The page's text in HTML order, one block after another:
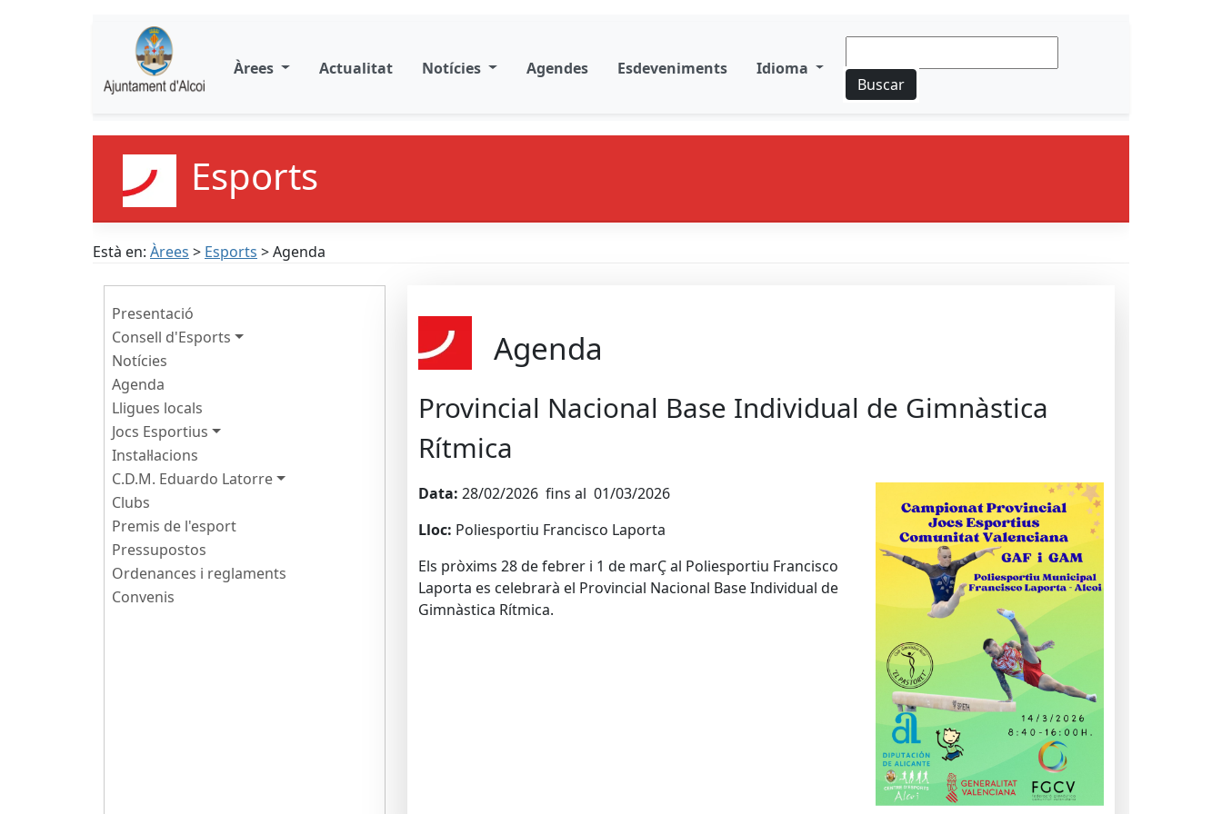
Àrees Actualitat Notícies Agendes Esdeveniments
Idioma
Buscar
Esports
Està en: Àrees > Esports > Agenda
Presentació
Consell d'Esports
Notícies
Agenda
Lligues locals
Jocs Esportius
Instal·lacions
C.D.M. Eduardo Latorre
Clubs
Premis de l'esport
Pressupostos
Ordenances i reglaments
Convenis
Agenda
Provincial Nacional Base Individual de Gimnàstica
Rítmica
Data: 28/02/2026 fins al 01/03/2026
Lloc: Poliesportiu Francisco Laporta
Els pròxims 28 de febrer i 1 de marÇ al Poliesportiu Francisco
Laporta es celebrarà el Provincial Nacional Base Individual de
Gimnàstica Rítmica.